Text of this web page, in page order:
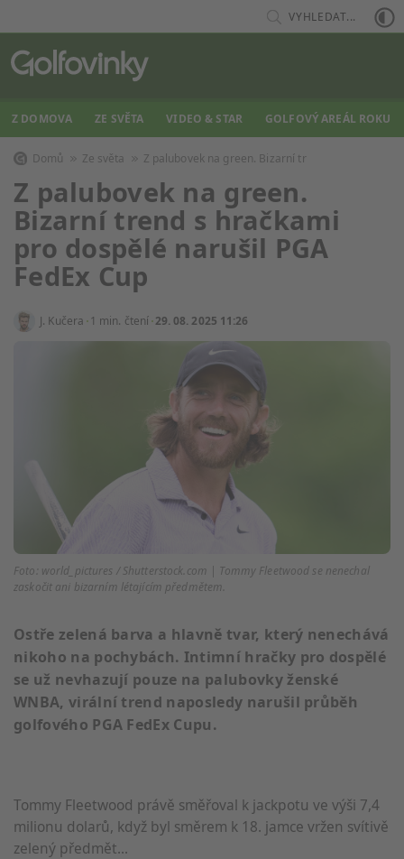
VYHLEDAT...
Z DOMOVA ZE SVĚTA VIDEO & STAR GOLFOVÝ AREÁL ROKU
Domů Ze světa Z palubovek na green. Bizarní tr
Z palubovek na green.
Bizarní trend s hračkami
pro dospělé narušil PGA
FedEx Cup
J. Kučera 1 min. čtení 29. 08. 2025 11:26
Foto: world_pictures / Shutterstock.com | Tommy Fleetwood se nenechal
zaskočit ani bizarním létajícím předmětem.
Ostře zelená barva a hlavně tvar, který nenechává
nikoho na pochybách. Intimní hračky pro dospělé
se už nevhazují pouze na palubovky ženské
WNBA, virální trend naposledy narušil průběh
golfového PGA FedEx Cupu.
Tommy Fleetwood právě směřoval k jackpotu ve výši 7,4
milionu dolarů, když byl směrem k 18. jamce vržen svítivě
zelený předmět...